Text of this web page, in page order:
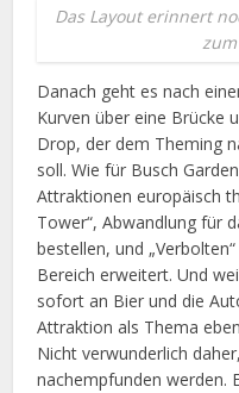
Das Layout erinnert
Danach geht es nach
Kurven über eine Brücke
Drop, der dem Theming
soll. Wie für Busch
Attraktionen europäisch
Tower“, Abwandlung für
bestellen, und
Bereich erweitert. Und
sofort an Bier und die
Attraktion als Thema
Nicht verwunderlich
nachempfunden werden.